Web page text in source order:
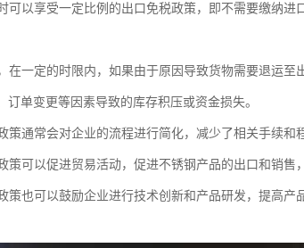
可以享受一定比例的出口免税政策，即不需要缴纳进
在一定的时限内，如果由于原因导致货物需要退运至
单变更等因素导致的库存积压或资金损失。
策通常会对企业的流程进行简化，减少了相关手续和
策可以促进贸易活动，促进不锈钢产品的出口和销售
策也可以鼓励企业进行技术创新和产品研发，提高产